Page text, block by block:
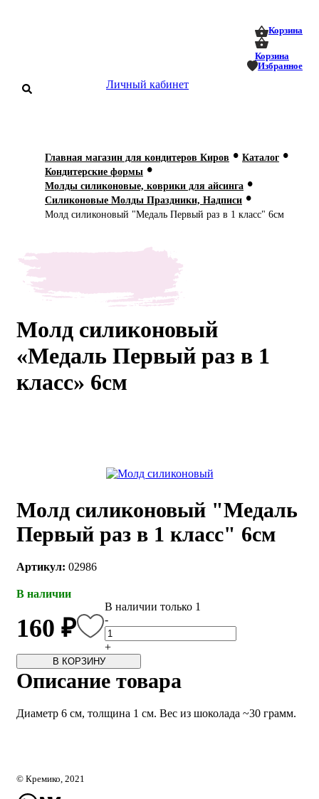
Корзина
Корзина
Избранное
Личный кабинет
Мастер-
классы
Главная магазин для кондитеров Киров • Каталог •
Кондитерские формы •
Молды силиконовые, коврики для айсинга •
Силиконовые Молды Праздники, Надписи •
Молд силиконовый "Медаль Первый раз в 1 класс" 6см
Молд силиконовый
«Медаль Первый раз в 1
класс» 6см
Молд силиконовый "Медаль
Первый раз в 1 класс" 6см
Артикул: 02986
В наличии
160 ₽
В наличии только 1
-
+
В КОРЗИНУ
Описание товара
Диаметр 6 см, толщина 1 см. Вес из шоколада ~30 грамм.
© Кремико, 2021